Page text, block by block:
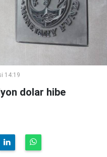
14:19
dolar hibe